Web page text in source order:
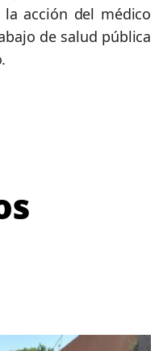
acción del médico
de salud pública